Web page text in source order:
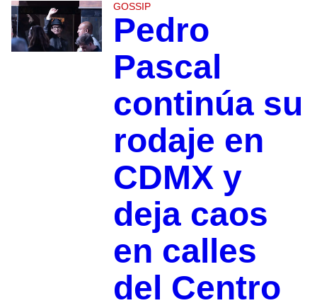
GOSSIP
Pedro
Pascal
continúa su
rodaje en
CDMX y
deja caos
en calles
del Centro